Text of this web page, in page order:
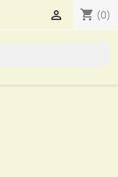
shopping_cart (0)
